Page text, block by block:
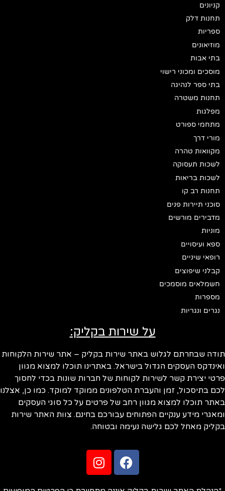
קניונים
תחנות דלק
ספריות
מוזיאונים
בתי אבות
מוסכים ומכוני רישוי
בתי ספר לנהיגה
תחנות משטרה
מפלגות
מתחמי ספורט
מורי דרך
מקוואות טהרה
לשכות תעסוקה
לשכות בריאות
תחנות רב קו
סוכני תיירות פנים
מדבירים מורשים
מוניות
ספא ועיסויים
רופאי שיניים
קבלני שיפוצים
חשמלאים מוסמכים
מספרות
נגרים ונגריות
על שירות בקליק:
תודה שבחרתם לגלוש באתר שירות בקליק – אתר שירות הלקוחות
ואינדקס העסקים הגדול בישראל. באתרינו תוכלו למצוא מגוון
פרטי יצירת קשר לשירות לקוחות של חברות שונות בכדי לחסוך
לכם בתיסכול, זמן והעברת הטלפונים ממוקד למוקד. כמו כן, אצלנו
באתר תוכלו למצוא מגוון רחב של פרטים על כל סוגי העסקים
ומאגרי מידע ענקיים הפתוחים עבורכם בחינם. צוות האתר שירות
בקליק מאחל לכם גלישה נעימה ובטוחה.